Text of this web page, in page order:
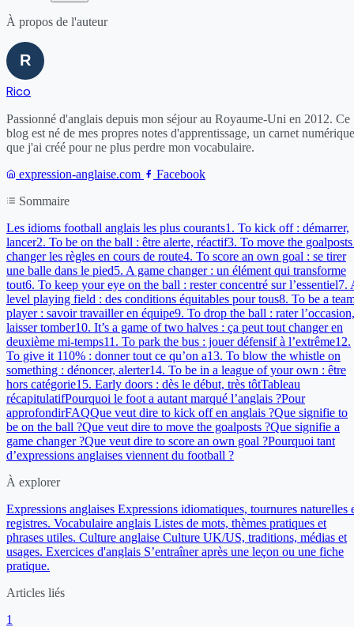
À propos de l'auteur
Rico
Passionné d'anglais depuis mon séjour au Royaume-Uni en 2012. Ce
blog est né de mes propres notes d'apprentissage, un carnet numérique
que j'ai créé pour ne plus perdre mon vocabulaire.
expression-anglaise.com
Facebook
Sommaire
Les idioms football anglais les plus courants1. To kick off : démarrer,
lancer2. To be on the ball : être alerte, réactif3. To move the
changer les règles en cours de route4. To score an own goal : se tirer
une balle dans le pied5. A game changer : un élément qui transforme
tout6. To keep your eye on the ball : rester concentré sur l’essentiel7.
level playing field : des conditions équitables pour tous8. To be a
player : savoir travailler en équipe9. To drop the ball : rater l’occasion,
laisser tomber10. It’s a game of two halves : ça peut tout changer en
deuxième mi-temps11. To park the bus : jouer défensif à l’extrême12.
To give it 110% : donner tout ce qu’on a13. To blow the whistle on
something : dénoncer, alerter14. To be in a league of your own : être
hors catégorie15. Early doors : dès le début, très tôtTableau
récapitulatifPourquoi le foot a autant marqué l’anglais ?Pour
approfondirFAQQue veut dire to kick off en anglais ?Que signifie to
be on the ball ?Que veut dire to move the goalposts ?Que signifie a
game changer ?Que veut dire to score an own goal ?Pourquoi tant
d’expressions anglaises viennent du football ?
À explorer
Expressions anglaises Expressions idiomatiques, tournures naturelles
registres. Vocabulaire anglais Listes de mots, thèmes pratiques et
phrases utiles. Culture anglaise Culture UK/US, traditions, médias et
usages. Exercices d'anglais S’entraîner après une leçon ou une fiche
pratique.
Articles liés
1